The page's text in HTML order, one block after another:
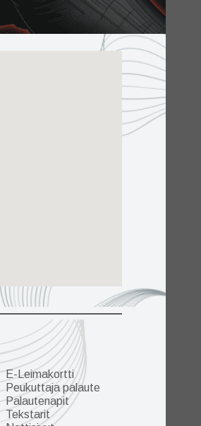
E-Leimakortti
Peukuttaja palaute
Palautenapit
Tekstarit